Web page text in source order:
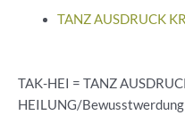
TANZ AUSDRUCK
TAK-HEI = TANZ
HEILUNG/Bewusstwerdung